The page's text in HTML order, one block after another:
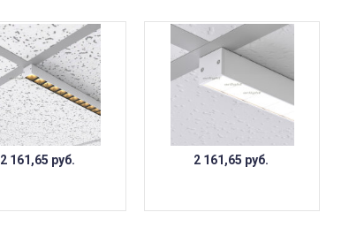
2 161,65 руб. 2 161,65 руб.